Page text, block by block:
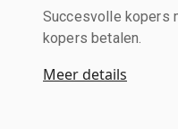
Succesvolle kopers
kopers betalen.
Meer details